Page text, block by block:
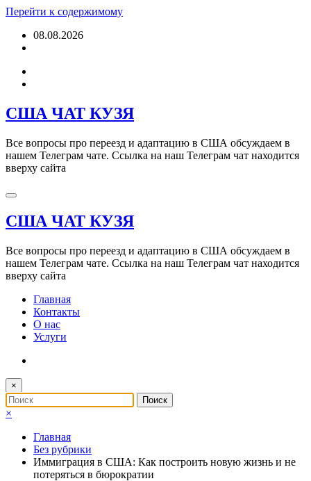
Перейти к содержимому
08.08.2026
США ЧАТ КУЗЯ
Все вопросы про переезд и адаптацию в США обсуждаем в
нашем Телеграм чате. Ссылка на наш Телеграм чат находится
вверху сайта
США ЧАТ КУЗЯ
Все вопросы про переезд и адаптацию в США обсуждаем в
нашем Телеграм чате. Ссылка на наш Телеграм чат находится
вверху сайта
Главная
Контакты
О нас
Услуги
×
×
Главная
Без рубрики
Иммиграция в США: Как построить новую жизнь и не
потеряться в бюрократии